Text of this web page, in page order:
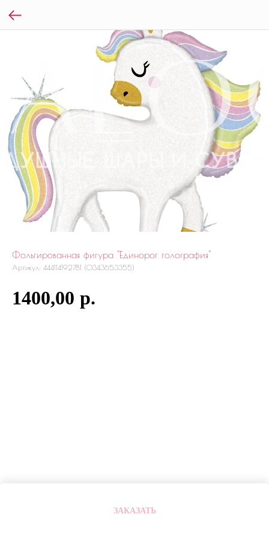
Фольгированная фигура "Единорог голография"
Артикул: 444114192781 (0343653355)
1400,00 р.
ЗАКАЗАТЬ